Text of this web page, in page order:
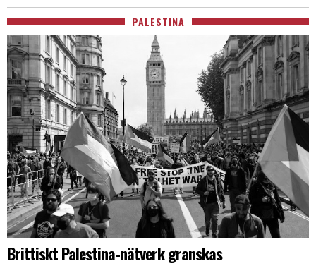
PALESTINA
Brittiskt Palestina-nätverk granskas